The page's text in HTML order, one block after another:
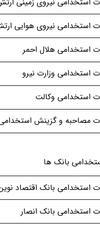
استخدامی نیروی هوایی
استخدامی هلال احمر
استخدامی وزارت نیرو
استخدامی وکالت
مصاحبه و گزینش
بانک ها
استخدامی بانک اقتصاد
استخدامی بانک انصار